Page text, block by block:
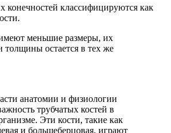
конечностей классифицируются как
меньшие размеры, их
остается в тех же
анатомии и физиологии
трубчатых костей в
Эти кости, такие как
и большеберцовая, играют